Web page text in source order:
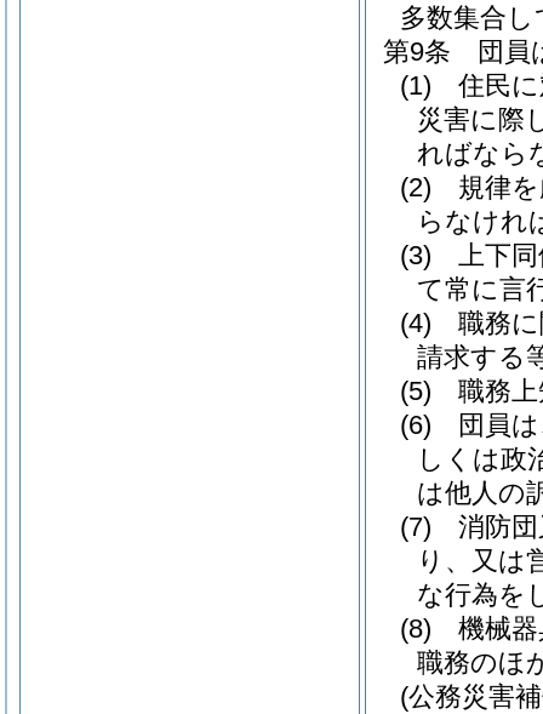
多数集合
第9条
団員
(1)
住民
災害に際
ればなら
(2)
規律
らなけれ
(3)
上下
て常に言
(4)
職務
請求する
(5)
職務
(6)
団員
しくは政
は他人の
(7)
消防
り、又は
な行為を
(8)
機械
職務のほ
(公務災害